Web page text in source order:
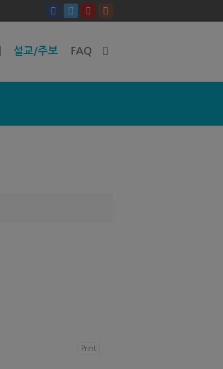
설교/주보 FAQ
Print